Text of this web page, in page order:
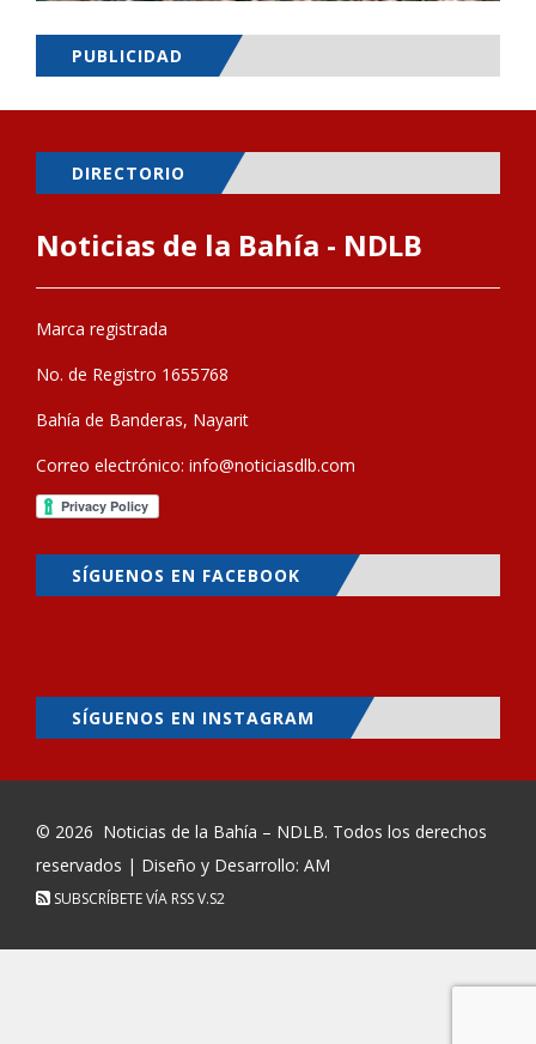
PUBLICIDAD
DIRECTORIO
Noticias de la Bahía - NDLB
Marca registrada
No. de Registro 1655768
Bahía de Banderas, Nayarit
Correo electrónico: info@noticiasdlb.com
SÍGUENOS EN FACEBOOK
SÍGUENOS EN INSTAGRAM
© 2026 Noticias de la Bahía – NDLB. Todos los derechos
reservados | Diseño y Desarrollo: AM
SUBSCRÍBETE VÍA RSSV.S2